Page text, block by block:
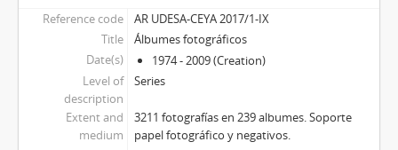
Reference code
AR UDESA-CEYA 2017/1-IX
Title
Álbumes fotográficos
Date(s)
1974 - 2009 (Creation)
Level of
description
Series
Extent and
medium
3211 fotografías en 239 albumes. Soporte
papel fotográfico y negativos.